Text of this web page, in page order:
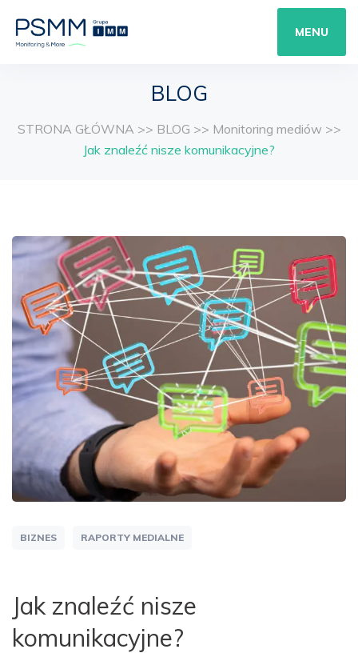
MENU
BLOG
STRONA GŁÓWNA >> BLOG >> Monitoring mediów>>
Jak znaleźć nisze komunikacyjne?
BIZNES RAPORTY MEDIALNE
Jak znaleźć nisze
komunikacyjne?